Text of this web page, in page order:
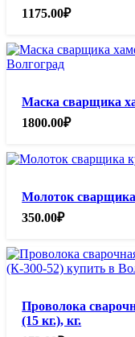
1175.00₽
Маска сварщика
1800.00₽
Молоток
350.00₽
Проволока
(15 кг.), кг.